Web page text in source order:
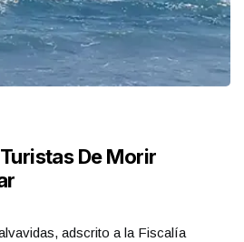
De Morir
adscrito a la Fiscalía